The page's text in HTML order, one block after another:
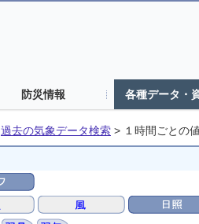
防災情報 各種データ・
過去の気象データ検索 > １時間ごとの